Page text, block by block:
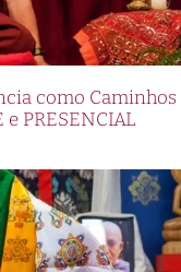
como Caminhos
PRESENCIAL